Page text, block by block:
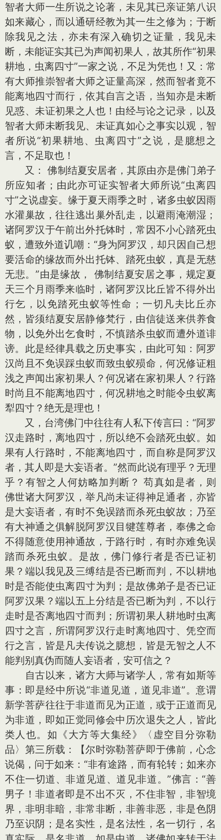
智者大师一生所说之论著，未见其已亲证第八识
如来藏心，而以通研经教为其一生之修为；于断
除我见之法，亦未有深入确切之证量，我见未
断，未能证实其已为声闻初果人，故其所作“初果
耕地，虫离四寸”一家之说，不足为凭也！又：常
有大师推崇智者大师之证量高深，然而智者竟不
能离地四寸而行，依其自言之语，当知亦是未断
见惑、未证初果之人也！由经与论之记录，以及
智者大师未断我见、未证真如心之事实以观，智
者所说“初果耕地、虫离四寸”之说，是臆想之
言，不足取也！
又： 佛制结夏安居者，其原由亦是佛门弟子
所应知者；由此亦可证实智者大师所说“虫离四
寸”之说虚妄。缘于夏天雨季之时，诸多虫蚁因雨
水灌巢故，往往逃出巢外乱走，以避雨淹潮湿；
诸阿罗汉于午前出外托钵时，常因不小心踏死虫
蚁，遭致外道讥嘲：“身为阿罗汉，却只因自己想
要活命的缘故而外出托钵、踏死虫蚁，真是无慈
无悲。”由是缘故， 佛制结夏安居之事，规定夏
天三个月雨季来临时，诸阿罗汉比丘皆不得外出
行乞，以免踏死虫蚁等性命；一切凡夫比丘亦
然，皆须结夏安居静修梵行，由信徒送来供养食
物，以免外出乞食时，不慎踏杀虫蚁而遭外道诽
谤。此是经律具载之历史事实，由此可知：阿罗
汉尚且不免误踩虫蚁而致虫蚁殒命，何况修证粗
浅之声闻出家初果人？何况诸在家初果人？行路
时尚且不能离地四寸，何况耕地之时能令虫蚁离
犁四寸？绝无是理也！
又，台湾佛门中往往有人私下传言曰：“阿罗
汉走路时，离地四寸，所以绝不会踏死虫蚁。如
果有人行路时，不能离地四寸，而自称是阿罗汉
者，其人即是大妄语者。”然而此说有理乎？无理
乎？有智之人何妨略加判断？ 苟真如是者，则
佛世诸大阿罗汉，举凡尚未证得神足通者，亦皆
是大妄语者，有时不免误踏而杀死虫蚁故；乃至
有大神通之俱解脱阿罗汉目犍莲尊者，奉佛之命
不得随意使用神通故，于路行时，有时亦难免误
踏而杀死虫蚁。是故，佛门修行者是否已证初
果？端以我见及三缚结是否已断而判，不以耕地
时是否能使虫离四寸为判；是故佛弟子是否已证
阿罗汉果？端以五上分结是否已断为判，不以行
走时是否离地四寸而判；所谓初果人耕地时虫离
四寸之言，所谓阿罗汉行走时离地四寸、凭空而
行之言，皆是凡夫传说之臆想，皆是无智之人不
能判别真伪而随人妄语者，安可信之？
自古以来，诸方大师与诸学人，常有如斯等
事：即是经中所说“非道见道，道见非道”。意谓
新学菩萨往往于非道而见为正道，或于正道而见
为非道，即如正觉同修会中历次退失之人，皆此
类人也。如《大方等大集经》〈虚空目分弥勒
品〉第三所载：【尔时弥勒菩萨即于佛前，心念
说偈，问于如来：“非有途路，而有轮转；如来亦
不住一切道、非道见道、道见非道。”佛言：“善
男子！非道者即是不出不灭，不住非智，非智境
界，非明非暗，非常非断，非善非恶，非是色阴
乃至识阴；是名实性，是名法性，名一切行，名